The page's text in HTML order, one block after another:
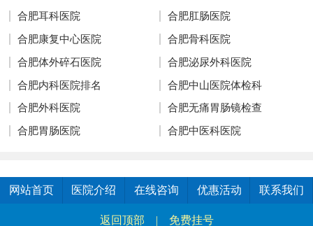
合肥耳科医院 合肥肛肠医院
合肥康复中心医院 合肥骨科医院
合肥体外碎石医院 合肥泌尿外科医院
合肥内科医院排名 合肥中山医院体检科
合肥外科医院 合肥无痛胃肠镜检查
合肥胃肠医院 合肥中医科医院
网站首页 医院介绍 在线咨询 优惠活动 联系我们
返回顶部 | 免费挂号